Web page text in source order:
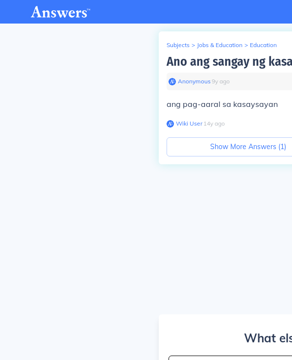
Subjects > Jobs & Education > Education
Ano ang sangay ng
Anonymous∙9y ago
ang pag-aaral sa kasaysayan
Wiki User∙14y ago
Show More Answers (1)
What